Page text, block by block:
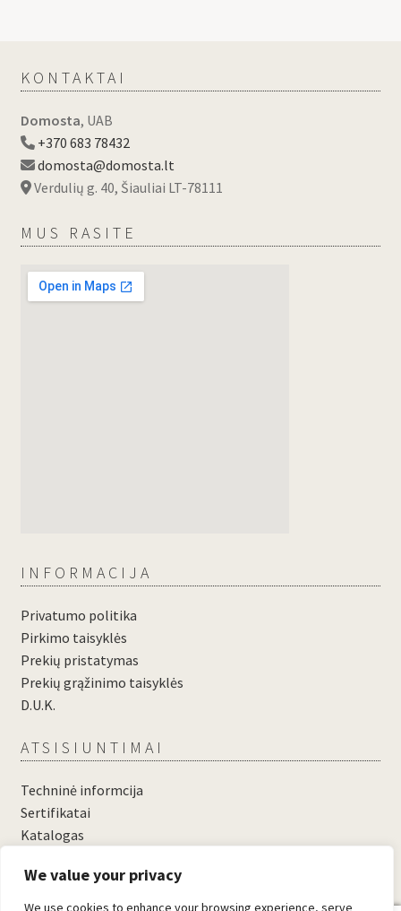
We value your privacy
We use cookies to enhance your browsing experience, serve
KONTAKTAI
Domosta, UAB
+370 683 78432
domosta@domosta.lt
Verdulių g. 40, Šiauliai LT-78111
MUS RASITE
INFORMACIJA
Privatumo politika
Pirkimo taisyklės
Prekių pristatymas
Prekių grąžinimo taisyklės
D.U.K.
ATSISIUNTIMAI
Techninė informcija
Sertifikatai
Katalogas
....